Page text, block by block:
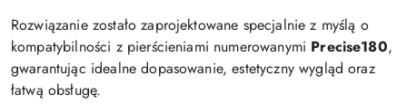
Rozwiązanie zostało zaprojektowane specjalnie z myślą o
kompatybilności z pierścieniami numerowanymi Precise180,
gwarantując idealne dopasowanie, estetyczny wygląd oraz
łatwą obsługę.